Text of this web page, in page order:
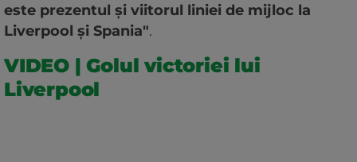
este prezentul și viitorul liniei de mijloc la
Liverpool și Spania".
VIDEO | Golul victoriei lui
Liverpool